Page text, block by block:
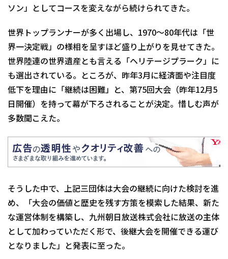
ソン」としてコースを変えながら続けられてきた。
世界トップランナーが多く出場し、1970～80年代は「世
界一決定戦」の様相を呈すほど盛り上がりを見せてきた。
世界陸連の世界遺産とも言える「ヘリテージプラーク」に
も選出されている。ところが、昨年3月に経済面や注目度
低下を理由に「継続は困難」と、第75回大会（昨年12月5
日開催）を持って幕が下ろされることが決定。惜しむ声が
多数聞こえた。
そうした中で、上記三団体は大会の継続に向けた検討を進
め、「大会の価値と歴史を残す方策を模索した結果、新た
な運営体制を構築し、九州朝日放送株式会社に放送の主体
として加わっていただく形で、後継大会を開催できる運び
となりました」と発表に至った。